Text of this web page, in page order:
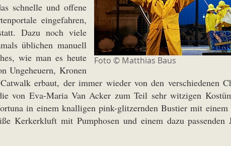
Foto © Matthias Baus
schnelle und offene
eingefahren,
Dazu noch viele
üblichen manuell
wie man es heute
Ungeheuern, Kronen
erbaut, der immer wieder von den verschiedenen
von Eva-Maria Van Acker zum Teil sehr witzigen
in einem knalligen pink-glitzernden Bustier mit einem
Kerkerkluft mit Pumphosen und einem dazu